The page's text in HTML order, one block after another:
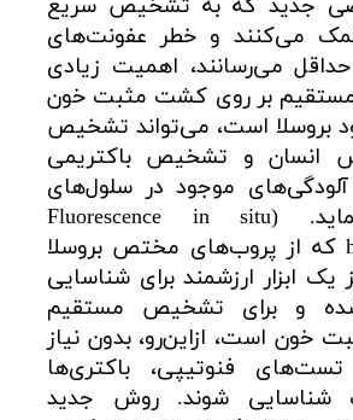
جدید که به تشخیص سریع
می‌کنند و خطر عفونت‌های
می‌رسانند، اهمیت زیادی
مستقیم بر روی کشت مثبت خون
بروسلا است، می‌تواند تشخیص
انسان و تشخیص باکتریمی
آلودگی‌های موجود در سلول‌های
خون، تسریع نماید. (Fluorescence in situ
hybridization (FISH که از پروب‌های مختص بروسلا
ابزار ارزشمند برای شناسایی
و برای تشخیص مستقیم
خون است، ازاین‌رو، بدون نیاز
فنوتیپی، باکتری‌ها
شناسایی شوند. روش جدید